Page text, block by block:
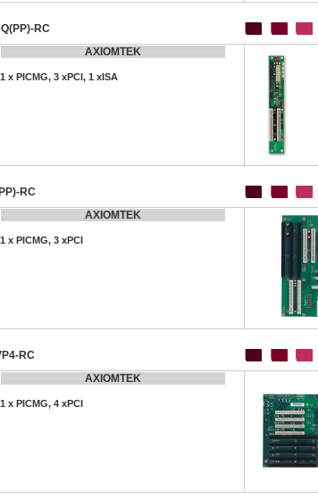
RC
AXIOMTEK
1 x PICMG, 3 xPCI, 1 xISA
RC
AXIOMTEK
1 x PICMG, 3 xPCI
RC
AXIOMTEK
1 x PICMG, 4 xPCI